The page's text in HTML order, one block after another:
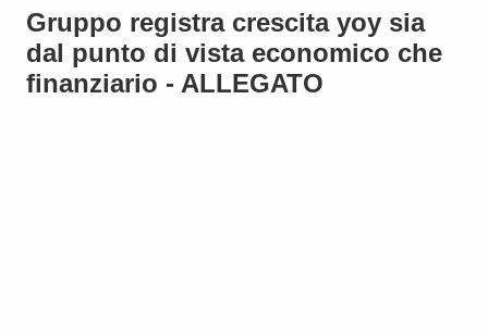
Gruppo registra crescita yoy sia
dal punto di vista economico che
finanziario - ALLEGATO